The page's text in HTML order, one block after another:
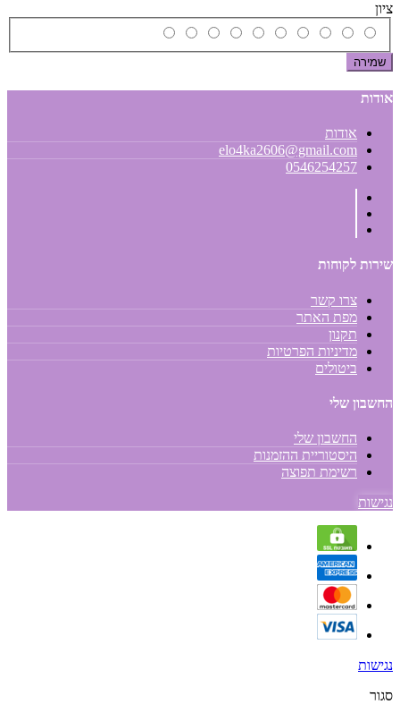
ציון
שמירה
אודות
אודות
elo4ka2606@gmail.com
0546254257
שירות לקוחות
צרו קשר
מפת האתר
תקנון
מדיניות הפרטיות
ביטולים
החשבון שלי
החשבון שלי
היסטוריית ההזמנות
רשימת תפוצה
נגישות
נגישות
סגור